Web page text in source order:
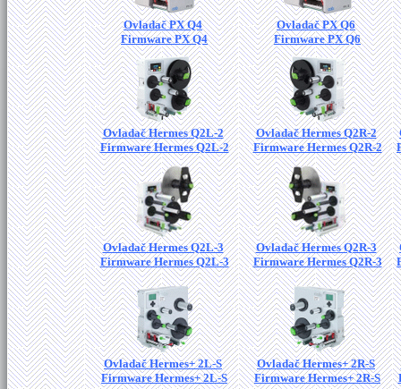
Ovladač PX Q4
Firmware PX Q4
Ovladač PX Q6
Firmware PX Q6
Ovladač Hermes Q2L-2
Firmware Hermes Q2L-2
Ovladač Hermes Q2R-2
Firmware Hermes Q2R-2
Ovladač Hermes Q2L-3
Firmware Hermes Q2L-3
Ovladač Hermes Q2R-3
Firmware Hermes Q2R-3
Ovladač Hermes+ 2L-S
Firmware Hermes+ 2L-S
Ovladač Hermes+ 2R-S
Firmware Hermes+ 2R-S